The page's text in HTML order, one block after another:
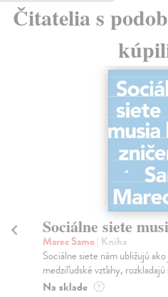
Čitatelia s
Sociálne siete
Marec Samo| Kniha
Sociálne siete nám ubližujú
medziľudské vzťahy,
Na sklade ?